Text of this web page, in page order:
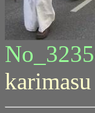
karimasu